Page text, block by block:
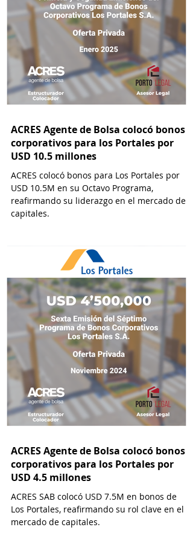
ACRES Agente de Bolsa colocó bonos
corporativos para los Portales por
USD 10.5 millones
ACRES colocó bonos para Los Portales por
USD 10.5M en su Octavo Programa,
reafirmando su liderazgo en el mercado de
capitales.
ACRES Agente de Bolsa colocó bonos
corporativos para los Portales por
USD 4.5 millones
ACRES SAB colocó USD 7.5M en bonos de
Los Portales, reafirmando su rol clave en el
mercado de capitales.